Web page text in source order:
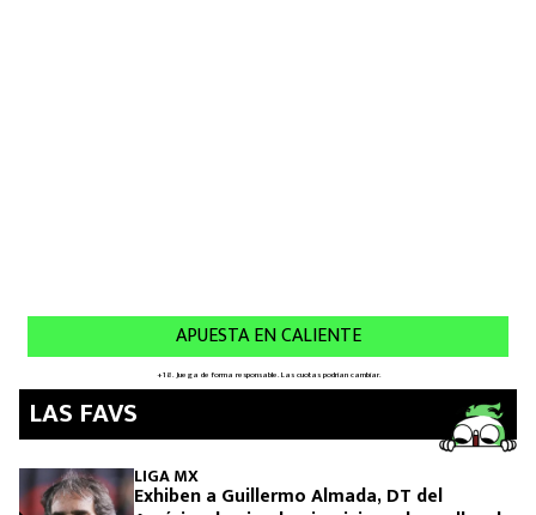
LAS FAVS
LIGA MX
Exhiben a Guillermo Almada, DT del